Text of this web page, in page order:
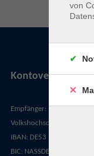
Kontoverbindung
Empfänger:
Volkshochschule Rheingau-
IBAN: DE53 5105 0015
BIC: NASSDE55XXX
von